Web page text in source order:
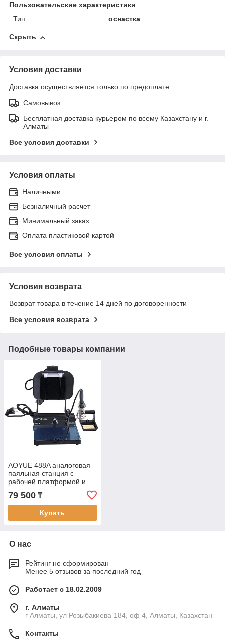
Пользовательские характеристики
Тип
оснастка
Скрыть
Условия доставки
Доставка осуществляется только по предоплате.
Самовывоз
Бесплатная доставка курьером по всему Казахстану и г.
Алматы
Все условия доставки
Условия оплаты
Наличными
Безналичный расчет
Минимальный заказ
Оплата пластиковой картой
Все условия оплаты
Условия возврата
Возврат товара в течение 14 дней по договоренности
Все условия возврата
Подобные товары компании
AOYUE 488A аналоговая
паяльная станция с
рабочей платформой и
79 500 ₸
Купить
О нас
Рейтинг не сформирован
Менее 5 отзывов за последний год
Работает с 18.02.2009
г. Алматы
г Алматы, ул Розыбакиева 184, оф 4, Алматы, Казахстан
Контакты